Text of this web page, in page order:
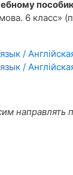
6 класс»
/
/
направлять